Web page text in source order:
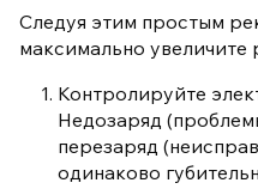
Следуя этим простым
максимально
Контролируйте
Недозаряд
перезаряд
одинаково